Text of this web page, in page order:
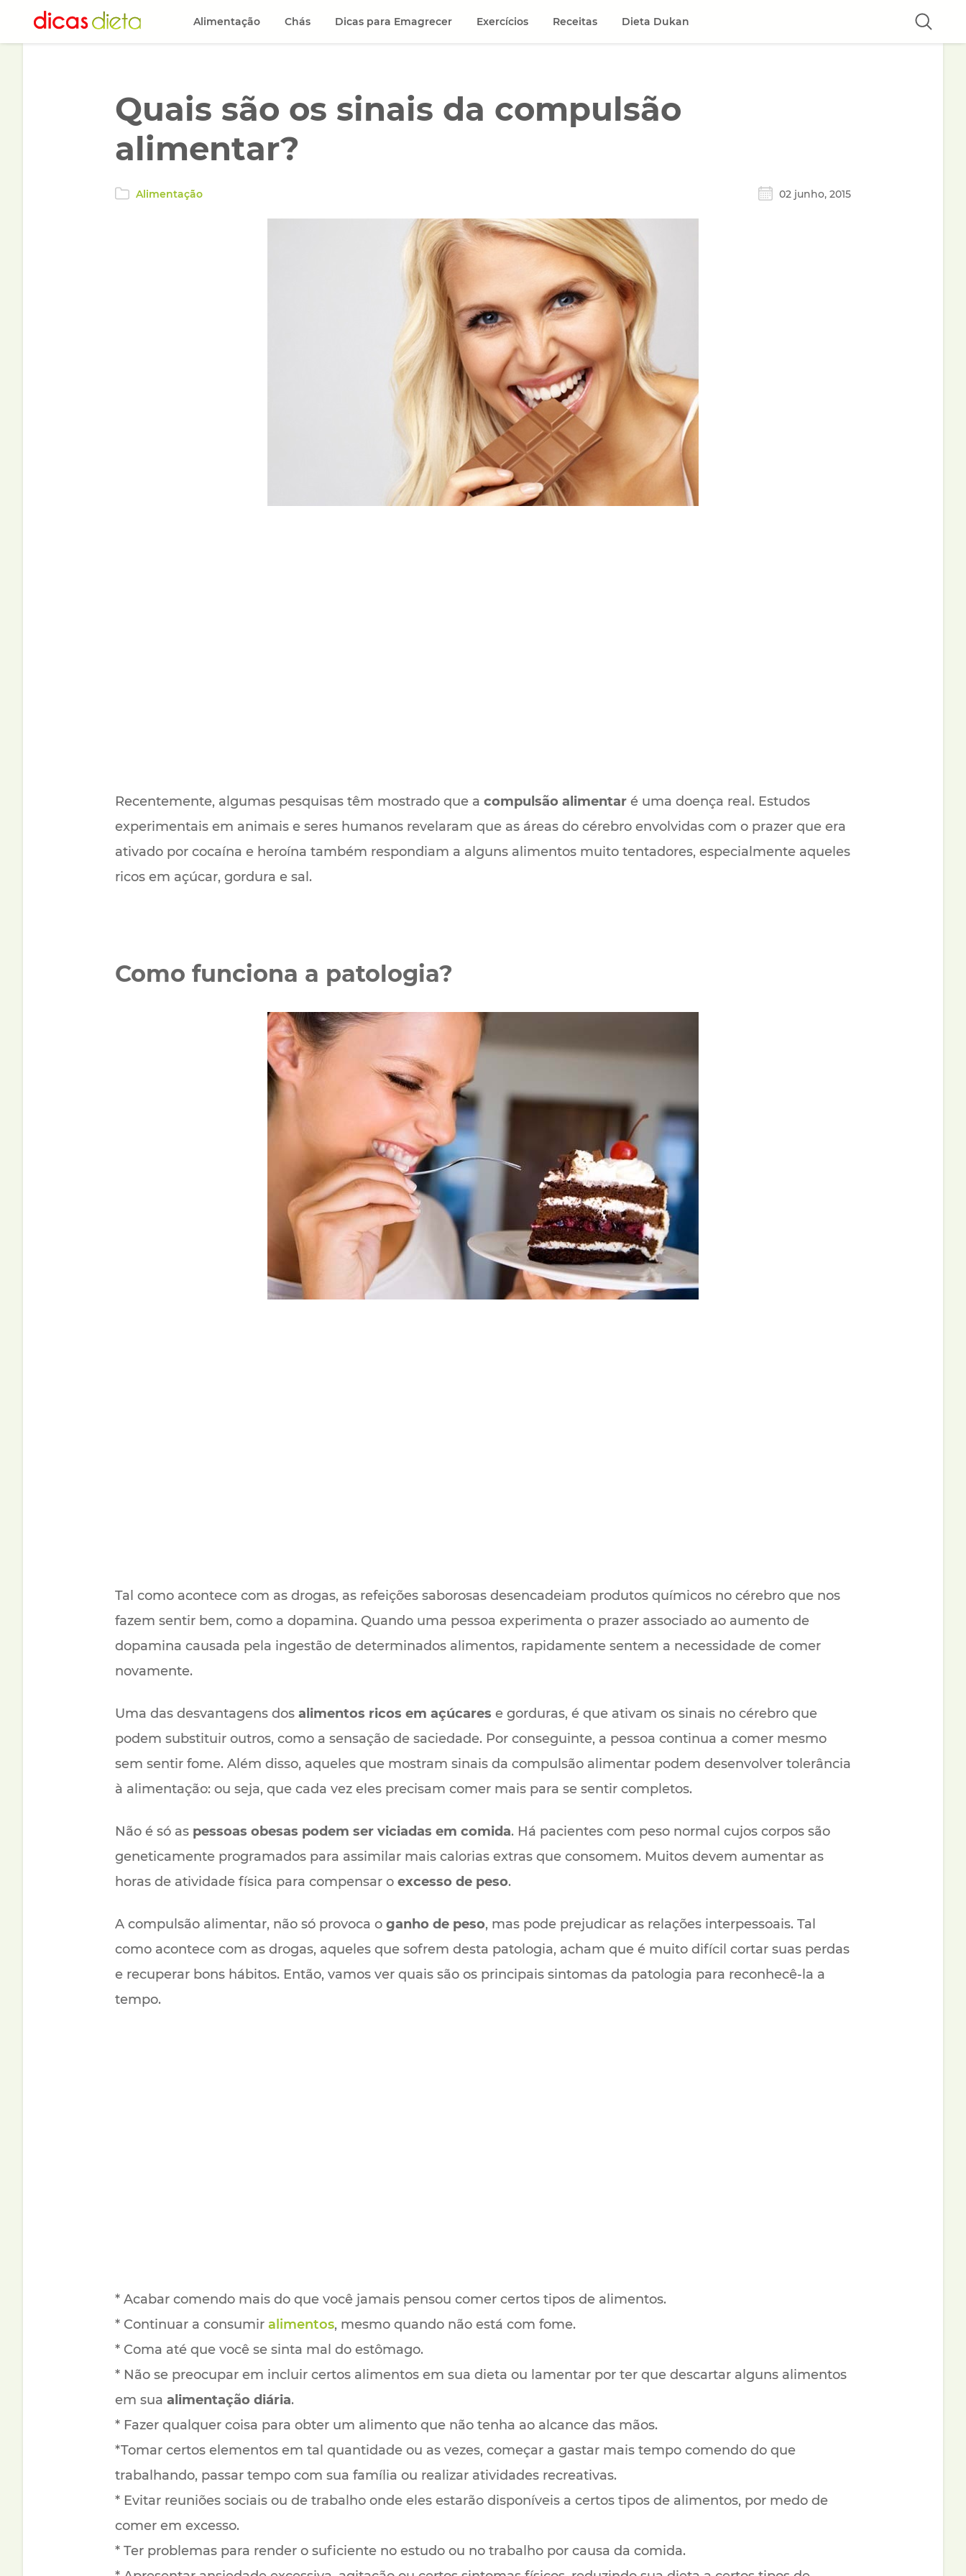
Quais são os sinais da compulsão
alimentar?
Alimentação 02 junho, 2015
Recentemente, algumas pesquisas têm mostrado que a compulsão alimentar é uma doença real. Estudos
experimentais em animais e seres humanos revelaram que as áreas do cérebro envolvidas com o prazer que era
ativado por cocaína e heroína também respondiam a alguns alimentos muito tentadores, especialmente aqueles
ricos em açúcar, gordura e sal.
Como funciona a patologia?
Tal como acontece com as drogas, as refeições saborosas desencadeiam produtos químicos no cérebro que nos
fazem sentir bem, como a dopamina. Quando uma pessoa experimenta o prazer associado ao aumento de
dopamina causada pela ingestão de determinados alimentos, rapidamente sentem a necessidade de comer
novamente.
Uma das desvantagens dos alimentos ricos em açúcares e gorduras, é que ativam os sinais no cérebro que
podem substituir outros, como a sensação de saciedade. Por conseguinte, a pessoa continua a comer mesmo
sem sentir fome. Além disso, aqueles que mostram sinais da compulsão alimentar podem desenvolver tolerância
à alimentação: ou seja, que cada vez eles precisam comer mais para se sentir completos.
Não é só as pessoas obesas podem ser viciadas em comida. Há pacientes com peso normal cujos corpos são
geneticamente programados para assimilar mais calorias extras que consomem. Muitos devem aumentar as
horas de atividade física para compensar o excesso de peso.
A compulsão alimentar, não só provoca o ganho de peso, mas pode prejudicar as relações interpessoais. Tal
como acontece com as drogas, aqueles que sofrem desta patologia, acham que é muito difícil cortar suas perdas
e recuperar bons hábitos. Então, vamos ver quais são os principais sintomas da patologia para reconhecê-la a
tempo.
* Acabar comendo mais do que você jamais pensou comer certos tipos de alimentos.
* Continuar a consumir alimentos, mesmo quando não está com fome.
* Coma até que você se sinta mal do estômago.
* Não se preocupar em incluir certos alimentos em sua dieta ou lamentar por ter que descartar alguns alimentos
em sua alimentação diária.
* Fazer qualquer coisa para obter um alimento que não tenha ao alcance das mãos.
*Tomar certos elementos em tal quantidade ou as vezes, começar a gastar mais tempo comendo do que
trabalhando, passar tempo com sua família ou realizar atividades recreativas.
* Evitar reuniões sociais ou de trabalho onde eles estarão disponíveis a certos tipos de alimentos, por medo de
comer em excesso.
* Ter problemas para render o suficiente no estudo ou no trabalho por causa da comida.
Alimentação Chás Dicas para Emagrecer Exercícios Receitas Dieta Dukan